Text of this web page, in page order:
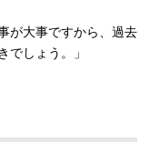
が大事ですから、過去
でしょう。」